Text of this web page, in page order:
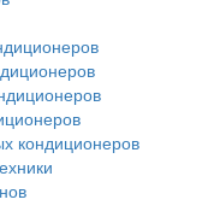
кондиционеров